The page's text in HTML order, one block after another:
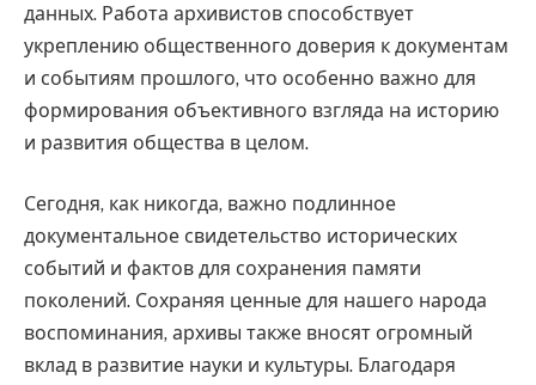
данных. Работа архивистов способствует
укреплению общественного доверия к документам
и событиям прошлого, что особенно важно для
формирования объективного взгляда на историю
и развития общества в целом.
Сегодня, как никогда, важно подлинное
документальное свидетельство исторических
событий и фактов для сохранения памяти
поколений. Сохраняя ценные для нашего народа
воспоминания, архивы также вносят огромный
вклад в развитие науки и культуры. Благодаря